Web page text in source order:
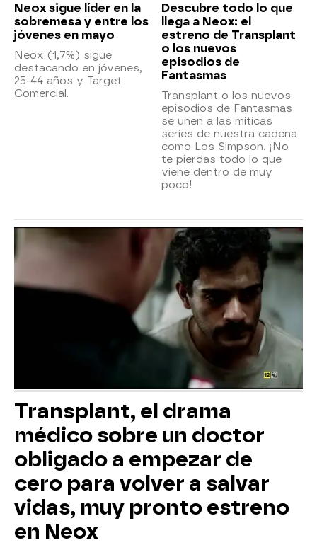
Neox sigue líder en la
sobremesa y entre los
jóvenes en mayo
Neox (1,7%) sigue
destacando en jóvenes,
25-44 años y Target
Comercial.
Descubre todo lo que
llega a Neox: el
estreno de Transplant
o los nuevos
episodios de
Fantasmas
Transplant o los nuevos
episodios de Fantasmas
se unen a las míticas
series de nuestra cadena
como Los Simpson. ¡No
te pierdas todo lo que
viene dentro de muy
poco!
Transplant, el drama
médico sobre un doctor
obligado a empezar de
cero para volver a salvar
vidas, muy pronto estreno
en Neox